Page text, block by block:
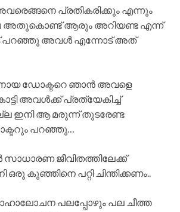
പ്രതികരിക്കും എന്നും
അതുകൊണ്ട് ആരും അറിയണ്ട എന്ന്
പറഞ്ഞു അവൾ എന്നോട് അത്
ഡോക്ടറെ ഞാൻ അവളെ
അവൾക്ക് പ്രത്യേകിച്ച്
ഇനി ആ മരുന്ന് തുടരേണ്ട
പറഞ്ഞു…
ജീവിതത്തിലേക്ക്
ഒരു കുഞ്ഞിനെ പറ്റി ചിന്തിക്കണം..
പലപ്പോഴും പല ചീത്ത